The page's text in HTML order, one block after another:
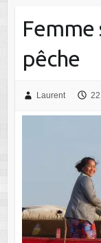
Femme
pêche
Laurent